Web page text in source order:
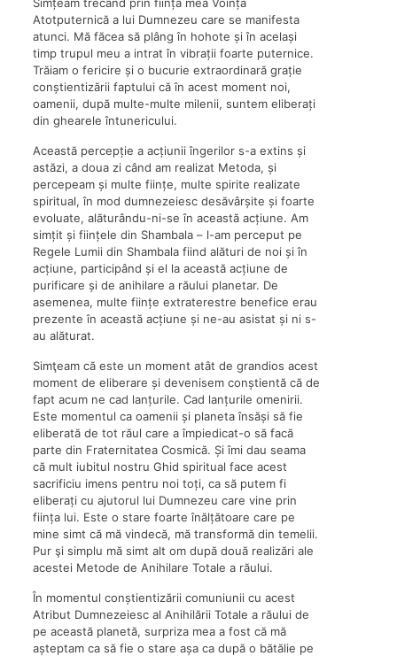
Atotputernică a lui Dumnezeu care se manifesta
atunci. Mă făcea să plâng în hohote și în același
timp trupul meu a intrat în vibrații foarte puternice.
Trăiam o fericire și o bucurie extraordinară grație
conștientizării faptului că în acest moment noi,
oamenii, după multe-multe milenii, suntem eliberați
din ghearele întunericului.
Această percepție a acțiunii îngerilor s-a extins și
astăzi, a doua zi când am realizat Metoda, și
percepeam și multe ființe, multe spirite realizate
spiritual, în mod dumnezeiesc desăvârșite și foarte
evoluate, alăturându-ni-se în această acțiune. Am
simțit și ființele din Shambala – l-am perceput pe
Regele Lumii din Shambala fiind alături de noi și în
acțiune, participând și el la această acțiune de
purificare și de anihilare a răului planetar. De
asemenea, multe ființe extraterestre benefice erau
prezente în această acțiune și ne-au asistat și ni s-
au alăturat.
Simţeam că este un moment atât de grandios acest
moment de eliberare și devenisem conștientă că de
fapt acum ne cad lanțurile. Cad lanțurile omenirii.
Este momentul ca oamenii și planeta însăși să fie
eliberată de tot răul care a împiedicat-o să facă
parte din Fraternitatea Cosmică. Și îmi dau seama
că mult iubitul nostru Ghid spiritual face acest
sacrificiu imens pentru noi toți, ca să putem fi
eliberați cu ajutorul lui Dumnezeu care vine prin
ființa lui. Este o stare foarte înălțătoare care pe
mine simt că mă vindecă, mă transformă din temelii.
Pur şi simplu mă simt alt om după două realizări ale
acestei Metode de Anihilare Totale a răului.
În momentul conștientizării comuniunii cu acest
Atribut Dumnezeiesc al Anihilării Totale a răului de
pe această planetă, surpriza mea a fost că mă
așteptam ca să fie o stare așa ca după o bătălie pe